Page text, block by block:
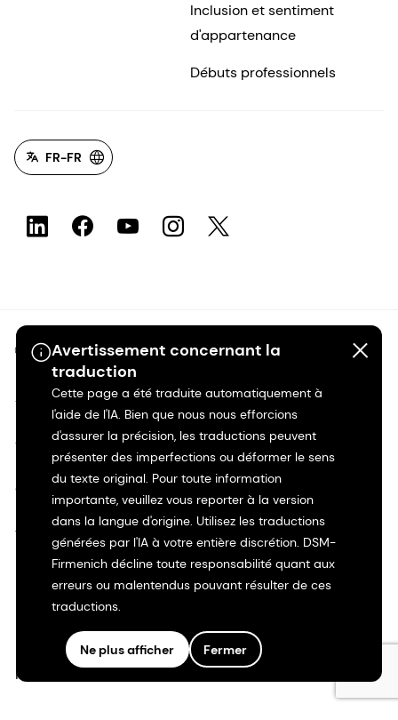
Avertissement concernant la
traduction
Cette page a été traduite automatiquement à
l'aide de l'IA. Bien que nous nous efforcions
d'assurer la précision, les traductions peuvent
présenter des imperfections ou déformer le sens
du texte original. Pour toute information
importante, veuillez vous reporter à la version
dans la langue d'origine. Utilisez les traductions
générées par l'IA à votre entière discrétion. DSM-
Firmenich décline toute responsabilité quant aux
erreurs ou malentendus pouvant résulter de ces
traductions.
Ne plus afficher Fermer
Inclusion et sentiment
d'appartenance
Débuts professionnels
FR-FR
©2026 dsm-firmenich. Tous droits réservés.
Avis de confidentialité
Conditions d'utilisation
Conditions d'utilisation
Transparence en Californie
Déclaration d'accessibilité
Informations juridiques
Plan du site